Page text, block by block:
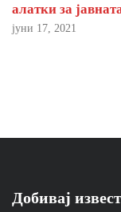
алатки за
јуни 17, 2021
Добивај